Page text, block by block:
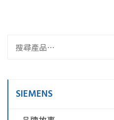
SIEMENS